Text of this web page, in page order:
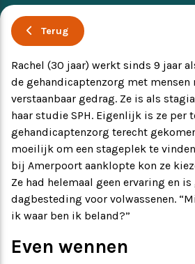
Ervaringsverhalen
Symposium
Producten
Toekomstvisie
EVB+ in beeld!
Partners
Terug
Rachel (30 jaar) werkt sinds 9 jaar
de gehandicaptenzorg met
verstaanbaar gedrag. Ze is als
haar studie SPH. Eigenlijk is ze per
gehandicaptenzorg terecht
moeilijk om een stageplek te
bij Amerpoort aanklopte kon ze
Ze had helemaal geen ervaring en
dagbesteding voor volwassenen.
ik waar ben ik beland?”
Even wennen